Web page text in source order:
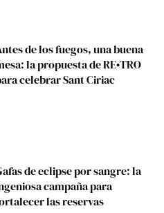
de los fuegos, una buena
la propuesta de RE•TRO
celebrar Sant Ciriac
de eclipse por sangre: la
campaña para
las reservas